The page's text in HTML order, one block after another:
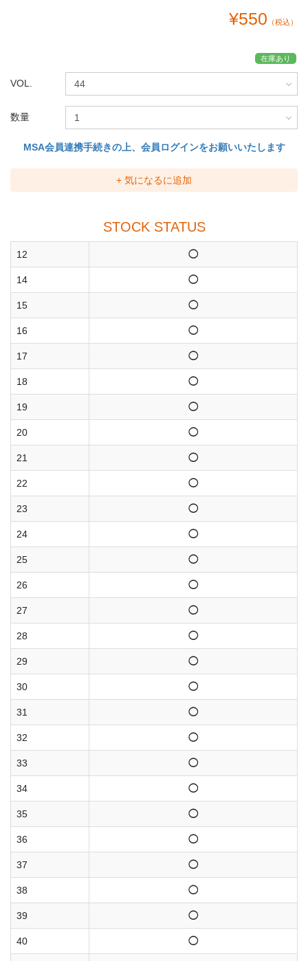
¥550 （税込）
在庫あり
VOL.
数量
MSA会員連携手続きの上、会員ログインをお願いいたします
+ 気になるに追加
STOCK STATUS
12 ◯
14 ◯
15 ◯
16 ◯
17 ◯
18 ◯
19 ◯
20 ◯
21 ◯
22 ◯
23 ◯
24 ◯
25 ◯
26 ◯
27 ◯
28 ◯
29 ◯
30 ◯
31 ◯
32 ◯
33 ◯
34 ◯
35 ◯
36 ◯
37 ◯
38 ◯
39 ◯
40 ◯